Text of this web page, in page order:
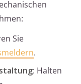
Sie
.
: Halten